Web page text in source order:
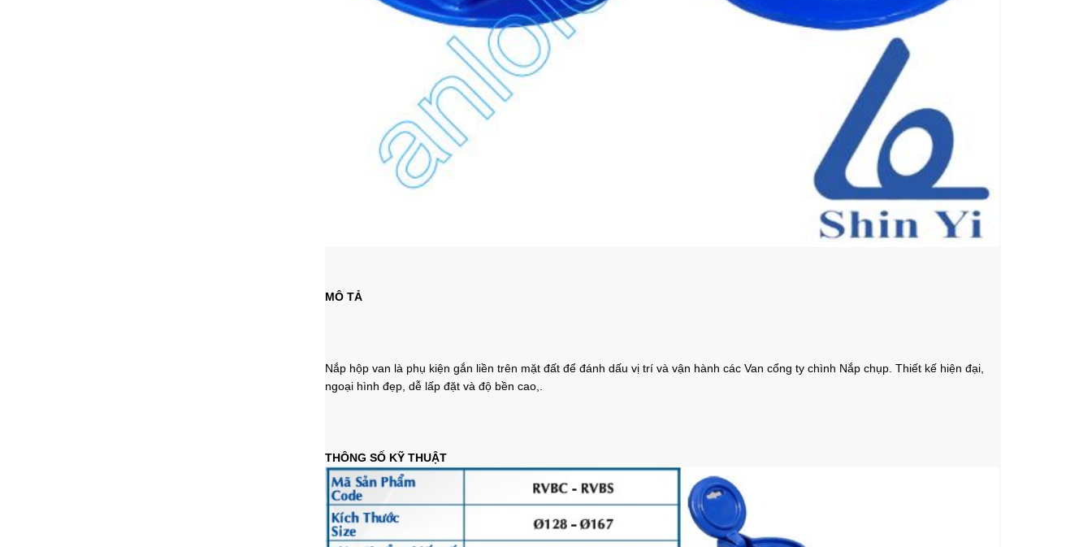
MÔ TẢ
Nắp hộp van là phụ kiện gắn liền trên mặt đất để đánh dấu vị trí và vận hành các Van cổng ty chình Nắp chụp. Thiết kế hiện đại,
ngoại hình đẹp, dễ lấp đặt và độ bền cao,.
THÔNG SỐ KỸ THUẬT